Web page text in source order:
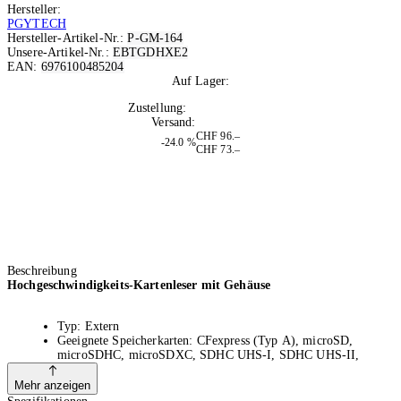
Hersteller:
PGYTECH
Hersteller-Artikel-Nr.:P-GM-164
Unsere-Artikel-Nr.: EBTGDHXE2
EAN: 6976100485204
Auf Lager:
Zustellung:
Versand:
-24.0 %
CHF 96.–
CHF 73.–
Beschreibung
Hochgeschwindigkeits-Kartenleser mit Gehäuse
Typ: Extern
Geeignete Speicherkarten: CFexpress (Typ A), microSD,
microSDHC, microSDXC, SDHC UHS-I, SDHC UHS-II,
SDXC UHS-I, SDXC UHS-II
Schnittstellen/Anbindung: USB Typ A
Mit einem Hochgeschwindigkeitsadapter von Micro SD auf SD-
Mehr anzeigen